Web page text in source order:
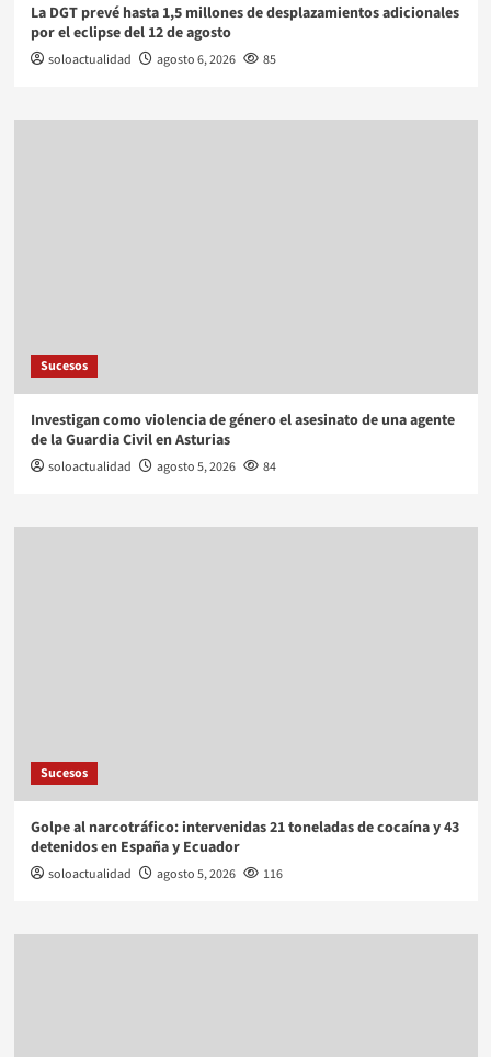
La DGT prevé hasta 1,5 millones de desplazamientos adicionales
por el eclipse del 12 de agosto
soloactualidad agosto 6, 2026 85
Sucesos
Investigan como violencia de género el asesinato de una agente
de la Guardia Civil en Asturias
soloactualidad agosto 5, 2026 84
Sucesos
Golpe al narcotráfico: intervenidas 21 toneladas de cocaína y 43
detenidos en España y Ecuador
soloactualidad agosto 5, 2026 116